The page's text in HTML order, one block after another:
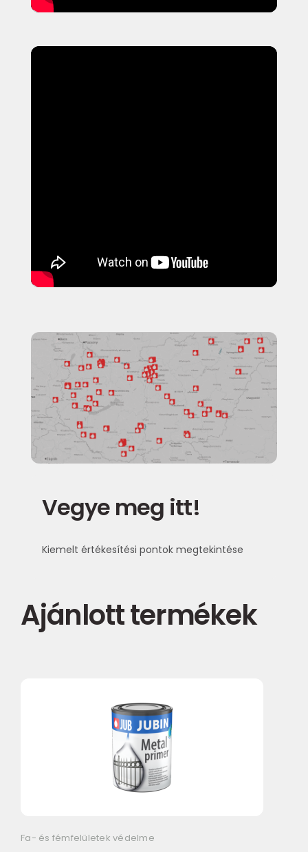
Vegye meg itt!
Kiemelt értékesítési pontok megtekintése
Ajánlott termékek
Fa- és fémfelületek védelme